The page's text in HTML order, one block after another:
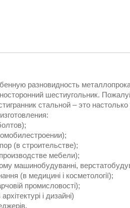
разновидность
шестиугольник.
стальной – это
(в строительстве);
мебели);
машинобудуванні,
(в медицині і косметології);
промисловості);
і дизайні)